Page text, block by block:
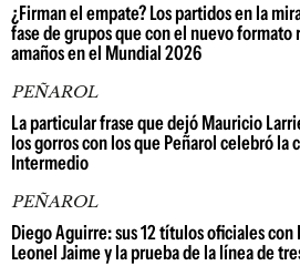
¿Firman el empate? Los partidos en la
fase de grupos que con el nuevo formato
amaños en el Mundial 2026
PEÑAROL
La particular frase que dejó Mauricio
los gorros con los que Peñarol celebró la
Intermedio
PEÑAROL
Diego Aguirre: sus 12 títulos oficiales con
Leonel Jaime y la prueba de la línea de